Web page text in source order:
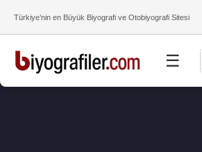
Türkiye’nin en Büyük Biyografi ve Otobiyografi Sitesi
☰